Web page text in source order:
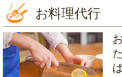
お料理代行